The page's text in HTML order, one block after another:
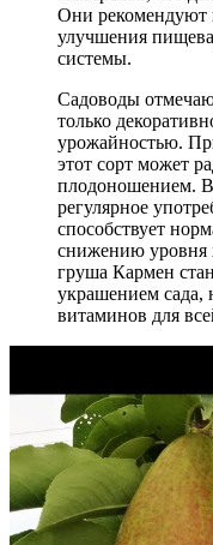
Они рекомендуют
улучшения
системы.
Садоводы
только
урожайностью.
этот сорт может
плодоношением.
регулярное
способствует
снижению уровня
груша Кармен
украшением
витаминов для